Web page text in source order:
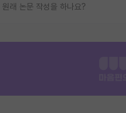
원래 논문 작성을 하나요?